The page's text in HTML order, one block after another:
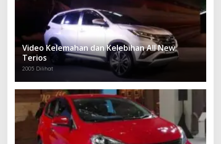
Video Kelemahan dan Kelebihan All New
Terios
2005 Dilihat